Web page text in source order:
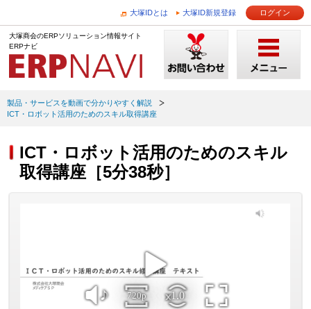
大塚IDとは 大塚ID新規登録 ログイン
大塚商会のERPソリューション情報サイト
ERPナビ
製品・サービスを動画で分かりやすく解説
ICT・ロボット活用のためのスキル取得講座
ICT・ロボット活用のためのスキル
取得講座［5分38秒］